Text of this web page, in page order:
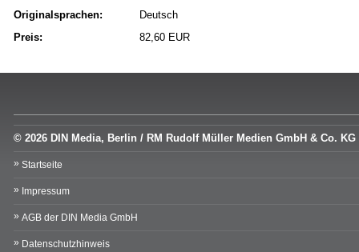
Originalsprachen:
Deutsch
Preis:
82,60 EUR
© 2026 DIN Media, Berlin / RM Rudolf Müller Medien GmbH & Co. KG
Startseite
Impressum
AGB der DIN Media GmbH
Datenschutzhinweis